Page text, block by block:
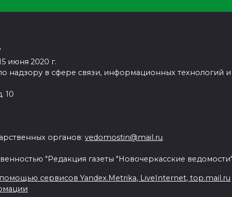
июня 2020 г.
надзору в сфере связи, информационных технологий
10
органов:vedomostin@mail.ru
"Редакция газеты "Новочеркасские ведомости"
сервисов Yandex.Metrika, LiveInternet, top.mail.ru